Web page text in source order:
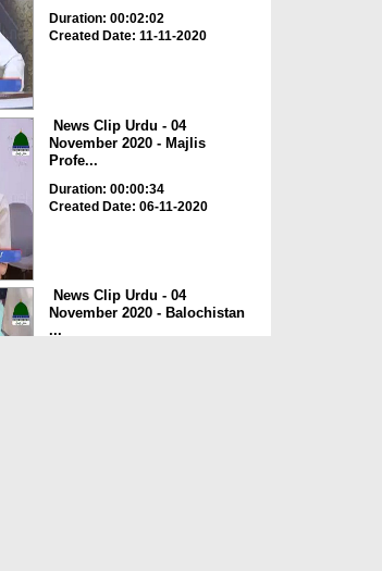
Duration: 00:02:02
Created Date: 11-11-2020
News Clip Urdu - 04
November 2020 - Majlis
Profe...
Duration: 00:00:34
Created Date: 06-11-2020
News Clip Urdu - 04
November 2020 - Balochistan
...